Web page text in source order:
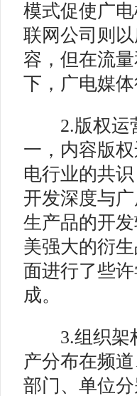
模式促使广
联网公司则
容，但在流
下，广电媒
2.版权运营
一，内容版
电行业的共
开发深度与
生产品的开
美强大的衍
面进行了些
成。
3.组织架构
产分布在频
部门、单位